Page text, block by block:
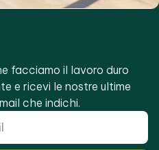
facciamo il lavoro duro
e ricevi le nostre ultime
che indichi.